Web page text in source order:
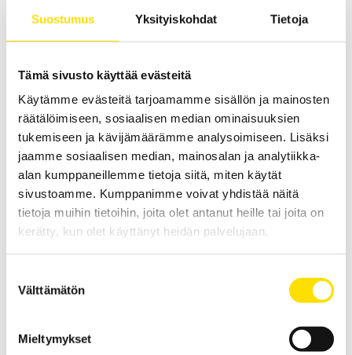
Suostumus Yksityiskohdat Tietoja
Tämä sivusto käyttää evästeitä
Käytämme evästeitä tarjoamamme sisällön ja mainosten
räätälöimiseen, sosiaalisen median ominaisuuksien
tukemiseen ja kävijämäärämme analysoimiseen. Lisäksi
jaamme sosiaalisen median, mainosalan ja analytiikka-
alan kumppaneillemme tietoja siitä, miten käytät
sivustoamme. Kumppanimme voivat yhdistää näitä
tietoja muihin tietoihin, joita olet antanut heille tai joita on
kerätty, kun olet käyttänyt heidän palvelujaan.
valinta
Välttämätön
Mieltymykset
Oskilloskooppien virtapihdit AC / DC BNC-liitännällä
Tasa- ja vaihtovirtamittauksiin soveltuvat virtapihdit BNC-liitännällä,
käytettäväksi yhdessä oskilloskoopin tai muiden BNC-liitännän
omaavien mittalaitteiden kanssa.